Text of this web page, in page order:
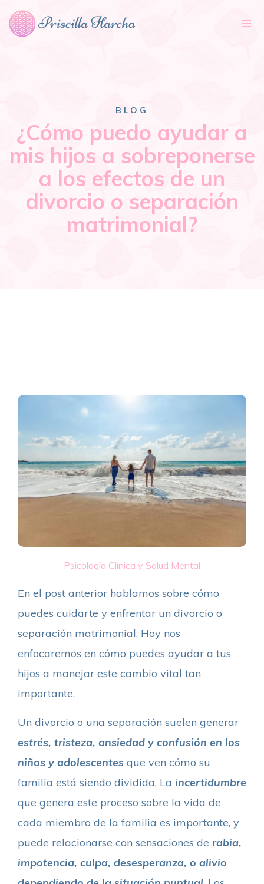
BLOG
¿Cómo puedo ayudar a
mis hijos a sobreponerse
a los efectos de un
divorcio o separación
matrimonial?
Psicología Clínica y Salud Mental
En el post anterior hablamos sobre cómo
puedes cuidarte y enfrentar un divorcio o
separación matrimonial. Hoy nos
enfocaremos en cómo puedes ayudar a tus
hijos a manejar este cambio vital tan
importante.
Un divorcio o una separación suelen generar
estrés, tristeza, ansiedad y confusión en los
niños y adolescentes que ven cómo su
familia está siendo dividida. La incertidumbre
que genera este proceso sobre la vida de
cada miembro de la familia es importante, y
puede relacionarse con sensaciones de rabia,
impotencia, culpa, desesperanza, o alivio